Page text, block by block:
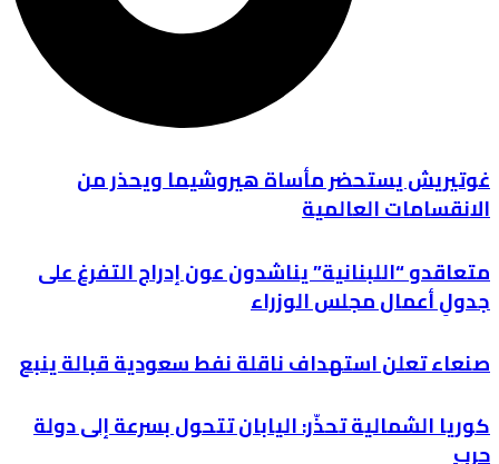
غوتيريش يستحضر مأساة هيروشيما ويحذر من
الانقسامات العالمية
متعاقدو “اللبنانية” يناشدون عون إدراج التفرغ على
جدولِ أعمال مجلس الوزراء
صنعاء تعلن استهداف ناقلة نفط سعودية قبالة ينبع
كوريا الشمالية تحذّر: اليابان تتحول بسرعة إلى دولة
حرب